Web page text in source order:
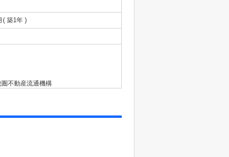
( 築1年 )
不動産流通機構